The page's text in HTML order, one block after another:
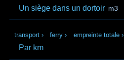
Un siège dans un dortoir m3
transport › ferry › empreinte totale ›
Par km